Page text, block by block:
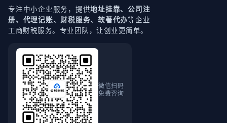
专注中小企业服务，提供地址挂靠、公司注
册、代理记账、财税服务、软著代办等企业
工商财税服务。专业团队，让创业更简单。
微信扫码
免费咨询